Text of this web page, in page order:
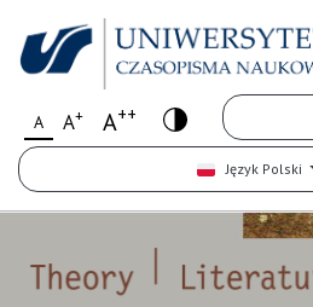
A A+ A++
Język Polski